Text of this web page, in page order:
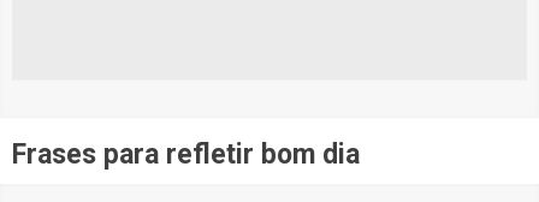
Frases para refletir bom dia